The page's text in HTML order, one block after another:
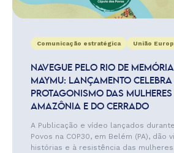
Comunicação estratégica União
NAVEGUE PELO RIO DE
MAYMU: LANÇAMENTO
PROTAGONISMO DAS
AMAZÔNIA E DO CERRADO
A Publicação e vídeo lançados
Povos na COP30, em Belém (PA), dão
histórias e à resistência das